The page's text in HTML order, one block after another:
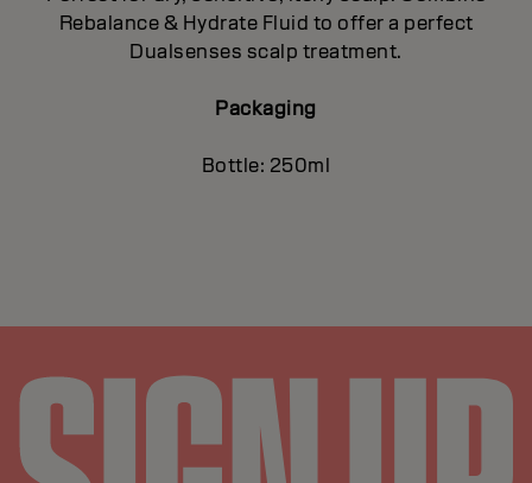
Rebalance & Hydrate Fluid to offer a perfect
Dualsenses scalp treatment.
Packaging
Bottle: 250ml